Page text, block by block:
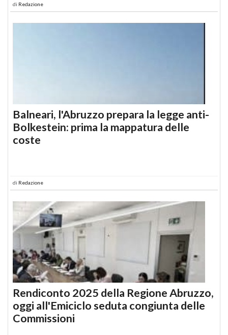
di Redazione
Balneari, l'Abruzzo prepara la legge anti-
Bolkestein: prima la mappatura delle
coste
di Redazione
Rendiconto 2025 della Regione Abruzzo,
oggi all'Emiciclo seduta congiunta delle
Commissioni